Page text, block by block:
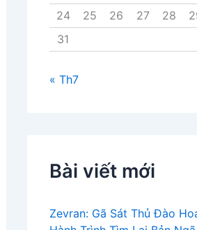
24
25 26 27 28
31
« Th7
Bài viết mới
Zevran: Gã Sát Thủ Đào